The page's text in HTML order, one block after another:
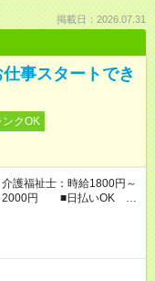
掲載日：2026.07.31
事スタートでき
ンクOK
護福祉士：時給1800円～
～2000円 ■日払いOK ■
）